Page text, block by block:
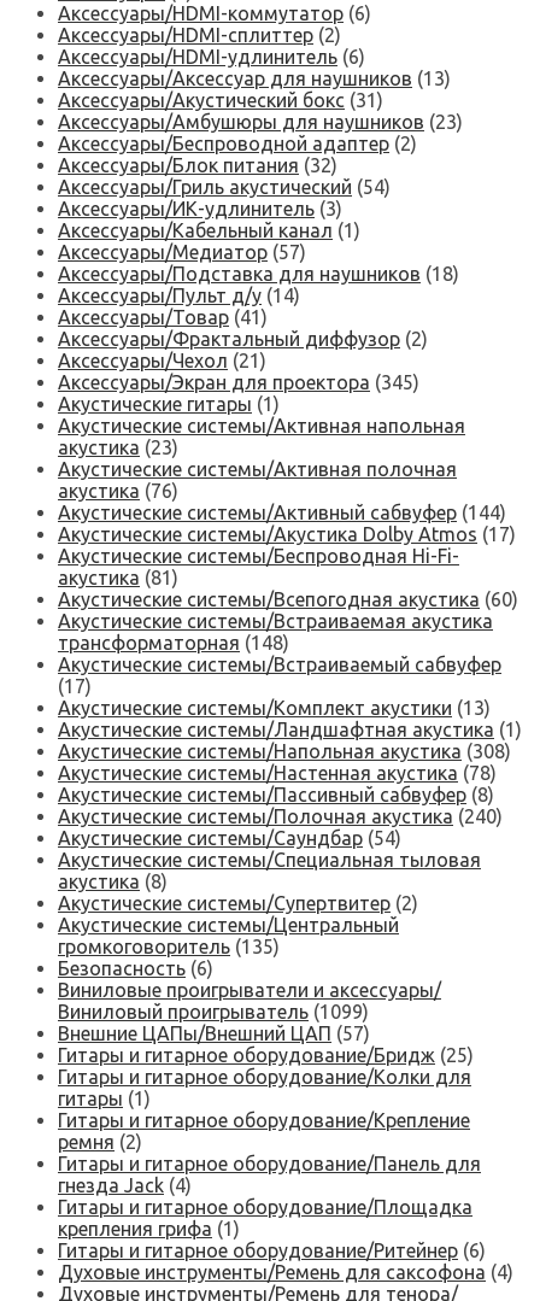
Аксессуары/HDMI-коммутатор (6)
Аксессуары/HDMI-сплиттер (2)
Аксессуары/HDMI-удлинитель (6)
Аксессуары/Аксессуар для наушников (13)
Аксессуары/Акустический бокс (31)
Аксессуары/Амбушюры для наушников (23)
Аксессуары/Беспроводной адаптер (2)
Аксессуары/Блок питания (32)
Аксессуары/Гриль акустический (54)
Аксессуары/ИК-удлинитель (3)
Аксессуары/Кабельный канал (1)
Аксессуары/Медиатор (57)
Аксессуары/Подставка для наушников (18)
Аксессуары/Пульт д/у (14)
Аксессуары/Товар (41)
Аксессуары/Фрактальный диффузор (2)
Аксессуары/Чехол (21)
Аксессуары/Экран для проектора (345)
Акустические гитары (1)
Акустические системы/Активная напольная
акустика (23)
Акустические системы/Активная полочная
акустика (76)
Акустические системы/Активный сабвуфер (144)
Акустические системы/Акустика Dolby Atmos (17)
Акустические системы/Беспроводная Hi-Fi-
акустика (81)
Акустические системы/Всепогодная акустика (60)
Акустические системы/Встраиваемая акустика
трансформаторная (148)
Акустические системы/Встраиваемый сабвуфер
(17)
Акустические системы/Комплект акустики (13)
Акустические системы/Ландшафтная акустика (1)
Акустические системы/Напольная акустика (308)
Акустические системы/Настенная акустика (78)
Акустические системы/Пассивный сабвуфер (8)
Акустические системы/Полочная акустика (240)
Акустические системы/Саундбар (54)
Акустические системы/Специальная тыловая
акустика (8)
Акустические системы/Супертвитер (2)
Акустические системы/Центральный
громкоговоритель (135)
Безопасность (6)
Виниловые проигрыватели и аксессуары/
Виниловый проигрыватель (1099)
Внешние ЦАПы/Внешний ЦАП (57)
Гитары и гитарное оборудование/Бридж (25)
Гитары и гитарное оборудование/Колки для
гитары (1)
Гитары и гитарное оборудование/Крепление
ремня (2)
Гитары и гитарное оборудование/Панель для
гнезда Jack (4)
Гитары и гитарное оборудование/Площадка
крепления грифа (1)
Гитары и гитарное оборудование/Ритейнер (6)
Духовые инструменты/Ремень для саксофона (4)
Духовые инструменты/Ремень для тенора/